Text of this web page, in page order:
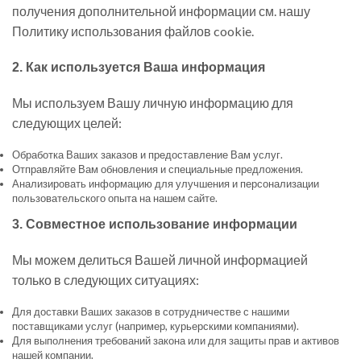
получения дополнительной информации см. нашу
Политику использования файлов cookie.
2. Как используется Ваша информация
Мы используем Вашу личную информацию для
следующих целей:
Обработка Ваших заказов и предоставление Вам услуг.
Отправляйте Вам обновления и специальные предложения.
Анализировать информацию для улучшения и персонализации
пользовательского опыта на нашем сайте.
3. Совместное использование информации
Мы можем делиться Вашей личной информацией
только в следующих ситуациях:
Для доставки Ваших заказов в сотрудничестве с нашими
поставщиками услуг (например, курьерскими компаниями).
Для выполнения требований закона или для защиты прав и активов
нашей компании.